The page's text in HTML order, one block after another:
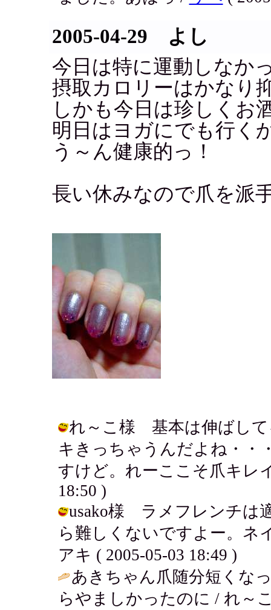
2005-04-29 よし
今日は特に運動しなか
摂取カロリーはかなり
しかも今日は珍しくお
明日はヨガにでも行く
う～ん健康的っ！
長い休みなので爪を派
れ～こ様 基本は伸ばし
キきっちゃうんだよね・・
すけど。れーここそ爪キレ
18:50 )
usako様 ラメフレンチは
ら難しくないですよー。ネ
アキ ( 2005-05-03 18:49 )
あきちゃん爪随分短くな
らやましかったのに / れ～